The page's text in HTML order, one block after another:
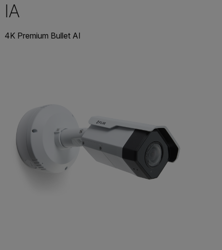
IA
4K Premium Bullet AI